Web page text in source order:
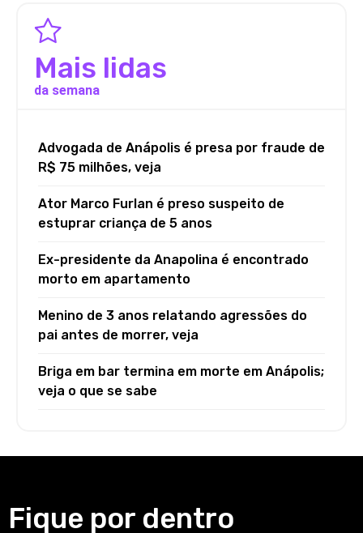
Mais lidas
da semana
Advogada de Anápolis é presa por fraude de
R$ 75 milhões, veja
Ator Marco Furlan é preso suspeito de
estuprar criança de 5 anos
Ex-presidente da Anapolina é encontrado
morto em apartamento
Menino de 3 anos relatando agressões do
pai antes de morrer, veja
Briga em bar termina em morte em Anápolis;
veja o que se sabe
Fique por dentro